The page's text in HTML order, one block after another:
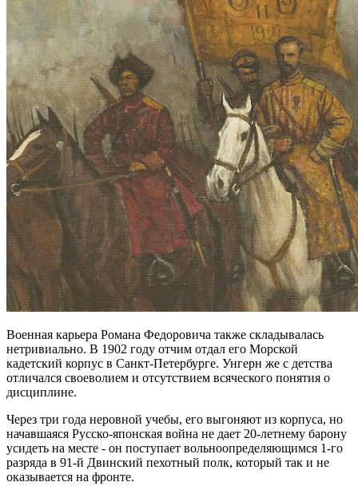
Военная карьера Романа Федоровича также складывалась
нетривиально. В 1902 году отчим отдал его Морской
кадетский корпус в Санкт-Петербурге. Унгерн же с детства
отличался своеволием и отсутствием всяческого понятия о
дисциплине.
Через три года неровной учебы, его выгоняют из корпуса, но
начавшаяся Русско-японская война не дает 20-летнему барону
усидеть на месте - он поступает вольноопределяющимся 1-го
разряда в 91-й Двинский пехотный полк, который так и не
оказывается на фронте.